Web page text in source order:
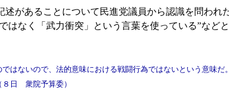
があることについて民進党議員から認識を問われ
はなく「武力衝突」という言葉を使っている”など
はないので、法的意味における戦闘行為ではないという意味だ
８日 衆院予算委）